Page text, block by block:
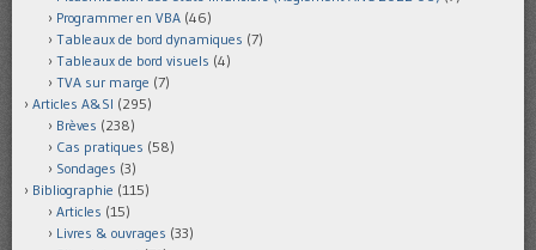
Programmer en VBA (46)
Tableaux de bord dynamiques (7)
Tableaux de bord visuels (4)
TVA sur marge (7)
Articles A&SI (295)
Brèves (238)
Cas pratiques (58)
Sondages (3)
Bibliographie (115)
Articles (15)
Livres & ouvrages (33)